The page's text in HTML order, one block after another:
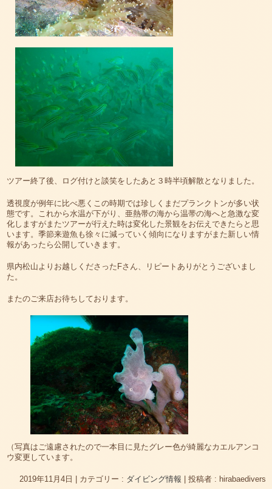
ツアー終了後、ログ付けと談笑をしたあと３時半頃解散となりました。
透視度が例年に比べ悪くこの時期では珍しくまだプランクトンが多い状
態です。これから水温が下がり、亜熱帯の海から温帯の海へと急激な変
化しますがまたツアーが行えた時は変化した景観をお伝えできたらと思
います。季節来遊魚も徐々に減っていく傾向になりますがまた新しい情
報があったら公開していきます。
県内松山よりお越しくださったFさん、リピートありがとうございまし
た。
またのご来店お待ちしております。
（写真はご遠慮されたので一本目に見たグレー色が綺麗なカエルアンコ
ウ変更しています。
2019年11月4日 | カテゴリー : ダイビング情報 | 投稿者 : hirabaedivers